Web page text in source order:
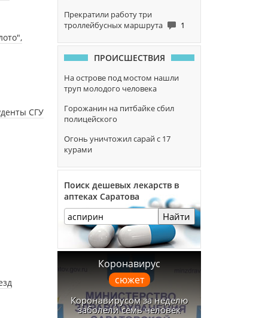
СГУ
Прекратили работу три
троллейбусных маршрута
1
ПРОИСШЕСТВИЯ
На острове под мостом нашли
труп молодого человека
Горожанин на питбайке сбил
полицейского
Огонь уничтожил сарай с 17
курами
Поиск дешевых лекарств в
аптеках Саратова
Найти
Коронавирус
сюжет
Коронавирусом за неделю
заболели семь человек